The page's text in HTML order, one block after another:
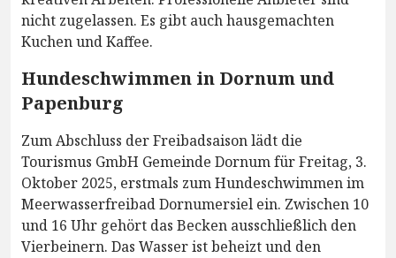
nicht zugelassen. Es gibt auch hausgemachten
Kuchen und Kaffee.
Hundeschwimmen in Dornum und
Papenburg
Zum Abschluss der Freibadsaison lädt die
Tourismus GmbH Gemeinde Dornum für Freitag, 3.
Oktober 2025, erstmals zum Hundeschwimmen im
Meerwasserfreibad Dornumersiel ein. Zwischen 10
und 16 Uhr gehört das Becken ausschließlich den
Vierbeinern. Das Wasser ist beheizt und den